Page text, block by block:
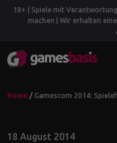
18+ | Spiele mit
machen | Wir erhalten
Home / Gamescom 2014:
18 August 2014